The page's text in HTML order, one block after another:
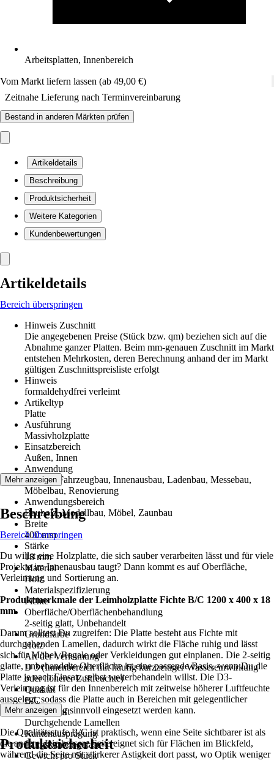
Arbeitsplatten, Innenbereich
Vom Markt liefern lassen (ab 49,00 €)
Zeitnahe Lieferung nach Terminvereinbarung
Bestand in anderen Märkten prüfen
Artikeldetails
Beschreibung
Produktsicherheit
Weitere Kategorien
Kundenbewertungen
Artikeldetails
Bereich überspringen
Hinweis Zuschnitt
Die angegebenen Preise (Stück bzw. qm) beziehen sich auf die
Abnahme ganzer Platten. Beim mm-genauen Zuschnitt im Markt
entstehen Mehrkosten, deren Berechnung anhand der im Markt
gültigen Zuschnittspreisliste erfolgt
Hinweis
formaldehydfrei verleimt
Artikeltyp
Platte
Ausführung
Massivholzplatte
Einsatzbereich
Außen, Innen
Anwendung
Basteln, Fahrzeugbau, Innenausbau, Ladenbau, Messebau,
Möbelbau, Renovierung
Anwendungsbereich
Bauholz, Modellbau, Möbel, Zaunbau
Breite
400 mm
Stärke
18 mm
Material
Holz
Materialspezifizierung
Fichte
Oberfläche/Oberflächenbehandlung
2-seitig glatt, Unbehandelt
Grundfarbe
Holz
Art der Verleimung
D 3 (Innenbereich mit häufig kurzzeitiger Wassereinwirkung
oder höherer Luftfeuchte)
Qualität
B/C
Eigenschaft
Durchgehende Lamellen
Kantenausprägung
Längskanten gefast
Gewicht pro Stück
Mehr anzeigen
Beschreibung
Bereich überspringen
Du willst eine Holzplatte, die sich sauber verarbeiten lässt und für viele
Projekte im Innenausbau taugt? Dann kommt es auf Oberfläche,
Verleimung und Sortierung an.
Produktmerkmale der Leimholzplatte Fichte B/C 1200 x 400 x 18
mm
Darum solltest Du zugreifen: Die Platte besteht aus Fichte mit
durchgehenden Lamellen, dadurch wirkt die Fläche ruhig und lässt
sich für Möbel, Regale oder Verkleidungen gut einplanen. Die 2-seitig
glatte, unbehandelte Oberfläche ist eine passende Basis, wenn Du die
Platte je nach Einsatz selbst weiterbehandeln willst. Die D3-
Verleimung ist für den Innenbereich mit zeitweise höherer Luftfeuchte
ausgelegt, sodass die Platte auch in Bereichen mit gelegentlicher
Feuchtebelastung sinnvoll eingesetzt werden kann.
Die Qualitätsstufe B/C ist praktisch, wenn eine Seite sichtbarer ist als
die andere: Die bessere Seite eignet sich für Flächen im Blickfeld,
während die Seite mit stärkerer Astigkeit dort passt, wo Optik weniger
Mehr anzeigen
Produktsicherheit